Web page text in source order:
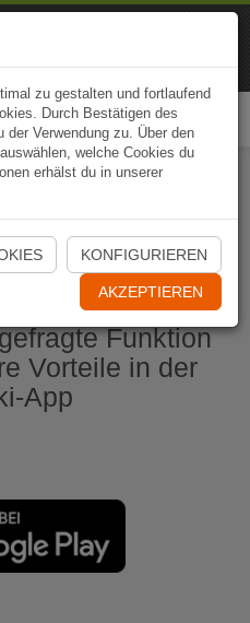
jetzt öffnen
Funktion
Vorteile in der
App
zu gestalten und fortlaufend
Durch Bestätigen des
Verwendung zu. Über den
welche Cookies du
erhälst du in unserer
KONFIGURIEREN
AKZEPTIEREN